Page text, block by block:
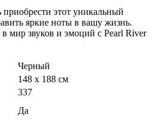
этот уникальный
яркие ноты в вашу жизнь.
в мир звуков и эмоций с Pearl River
Черный
148 x 188 см
337
Да